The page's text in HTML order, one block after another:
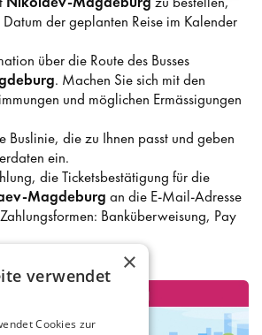
der geplanten Reise im Kalender
über die Route des Busses
. Machen Sie sich mit den
und möglichen Ermässigungen
Buslinie, die zu Ihnen passt und geben
ein.
die Ticketsbestätigung für die
Magdeburg an die E-Mail-Adresse
Banküberweisung, Pay
×
verwendet
Cookies zur